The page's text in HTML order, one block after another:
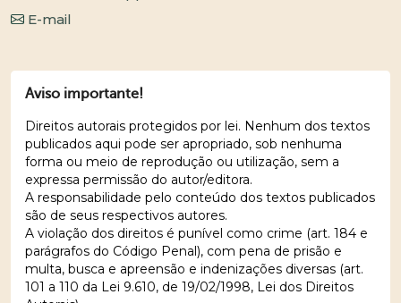
E-mail
Aviso importante!
Direitos autorais protegidos por lei. Nenhum dos textos
publicados aqui pode ser apropriado, sob nenhuma
forma ou meio de reprodução ou utilização, sem a
expressa permissão do autor/editora.
A responsabilidade pelo conteúdo dos textos publicados
são de seus respectivos autores.
A violação dos direitos é punível como crime (art. 184 e
parágrafos do Código Penal), com pena de prisão e
multa, busca e apreensão e indenizações diversas (art.
101 a 110 da Lei 9.610, de 19/02/1998, Lei dos Direitos